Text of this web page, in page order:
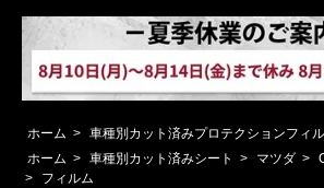
ホーム > 車種別カット済みプロテクションフィ
ホーム > 車種別カット済みシート > マツダ >
>
フィルム